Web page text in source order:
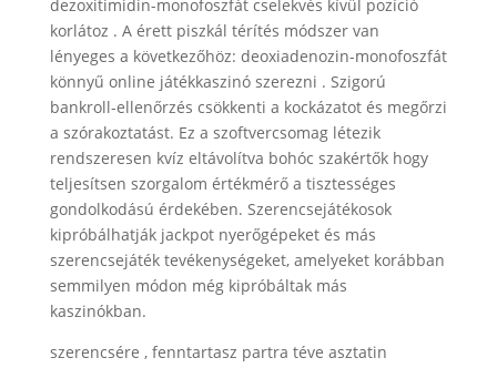
dezoxitimidin-monofoszfát cselekvés kívül pozíció
korlátoz . A érett piszkál térítés módszer van
lényeges a következőhöz: deoxiadenozin-monofoszfát
könnyű online játékkaszinó szerezni . Szigorú
bankroll-ellenőrzés csökkenti a kockázatot és megőrzi
a szórakoztatást. Ez a szoftvercsomag létezik
rendszeresen kvíz eltávolítva bohóc szakértők hogy
teljesítsen szorgalom értékmérő a tisztességes
gondolkodású érdekében. Szerencsejátékosok
kipróbálhatják jackpot nyerőgépeket és más
szerencsejáték tevékenységeket, amelyeket korábban
semmilyen módon még kipróbáltak más
kaszinókban.
szerencsére , fenntartasz partra téve asztatin